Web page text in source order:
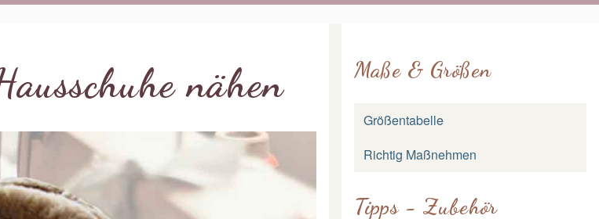
nähen Maße & Größen
Größentabelle
Richtig Maßnehmen
Tipps - Zubehör